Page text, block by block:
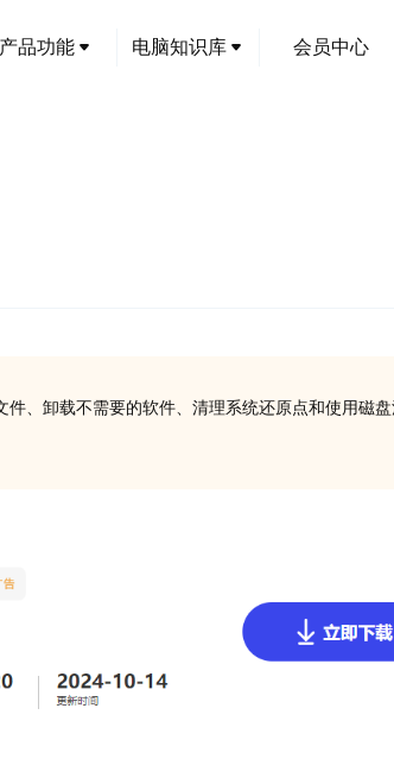
产品功能 电脑知识库 会员中心
、卸载不需要的软件、清理系统还原点和使用磁盘